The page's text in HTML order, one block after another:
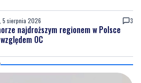
5 sierpnia 2026 3
najdroższym regionem w Polsce
OC